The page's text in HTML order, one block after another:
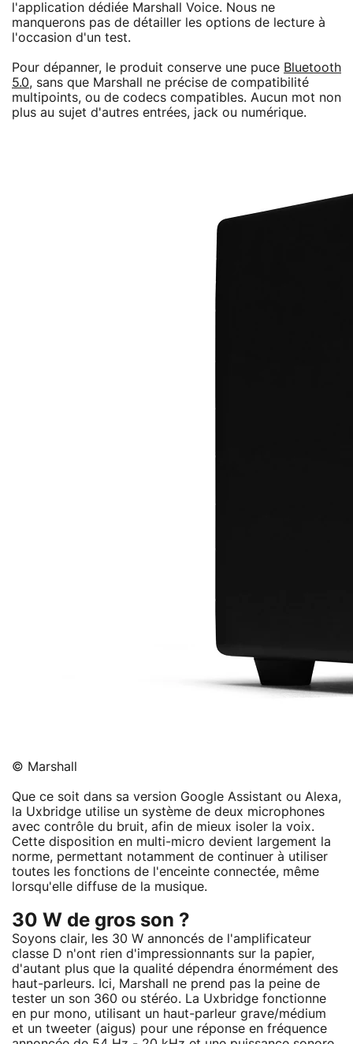
l'application dédiée Marshall Voice. Nous ne
manquerons pas de détailler les options de lecture à
l'occasion d'un test.
Pour dépanner, le produit conserve une puce Bluetooth
5.0, sans que Marshall ne précise de compatibilité
multipoints, ou de codecs compatibles. Aucun mot non
plus au sujet d'autres entrées, jack ou numérique.
© Marshall
Que ce soit dans sa version Google Assistant ou Alexa,
la Uxbridge utilise un système de deux microphones
avec contrôle du bruit, afin de mieux isoler la voix.
Cette disposition en multi-micro devient largement la
norme, permettant notamment de continuer à utiliser
toutes les fonctions de l'enceinte connectée, même
lorsqu'elle diffuse de la musique.
30 W de gros son ?
Soyons clair, les 30 W annoncés de l'amplificateur
classe D n'ont rien d'impressionnants sur la papier,
d'autant plus que la qualité dépendra énormément des
haut-parleurs. Ici, Marshall ne prend pas la peine de
tester un son 360 ou stéréo. La Uxbridge fonctionne
en pur mono, utilisant un haut-parleur grave/médium
et un tweeter (aigus) pour une réponse en fréquence